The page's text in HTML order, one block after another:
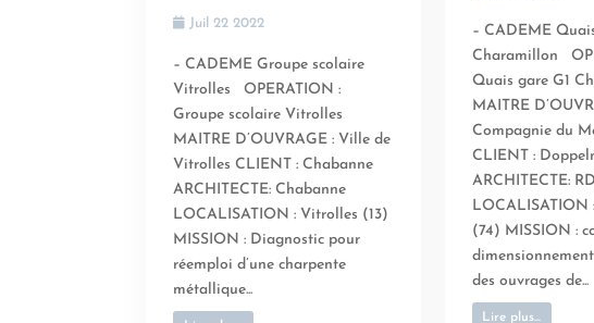
Juil 22 2022
– CADEME Groupe scolaire
Vitrolles OPERATION :
Groupe scolaire Vitrolles
MAITRE D’OUVRAGE : Ville de
Vitrolles CLIENT : Chabanne
ARCHITECTE: Chabanne
LOCALISATION : Vitrolles (13)
MISSION : Diagnostic pour
réemploi d’une charpente
métallique...
– CADEME
Charamillon
Quais gare G1
MAITRE
Compagnie du
CLIENT :
ARCHITECTE:
LOCALISATION
(74) MISSION :
des ouvrages de...
Lire plus...